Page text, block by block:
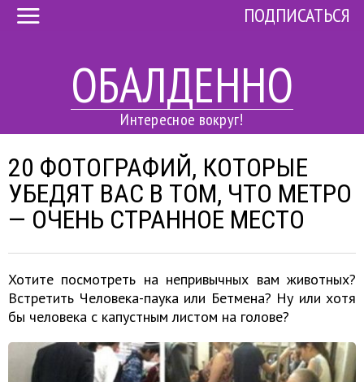
ОБАЛДЕННО
Интересное вокруг!
ПОДПИСАТЬСЯ
20 ФОТОГРАФИЙ, КОТОРЫЕ
УБЕДЯТ ВАС В ТОМ, ЧТО МЕТРО
— ОЧЕНЬ СТРАННОЕ МЕСТО
Хотите посмотреть на непривычных вам животных?
Встретить Человека-паука или Бетмена? Ну или хотя
бы человека с капустным листом на голове?